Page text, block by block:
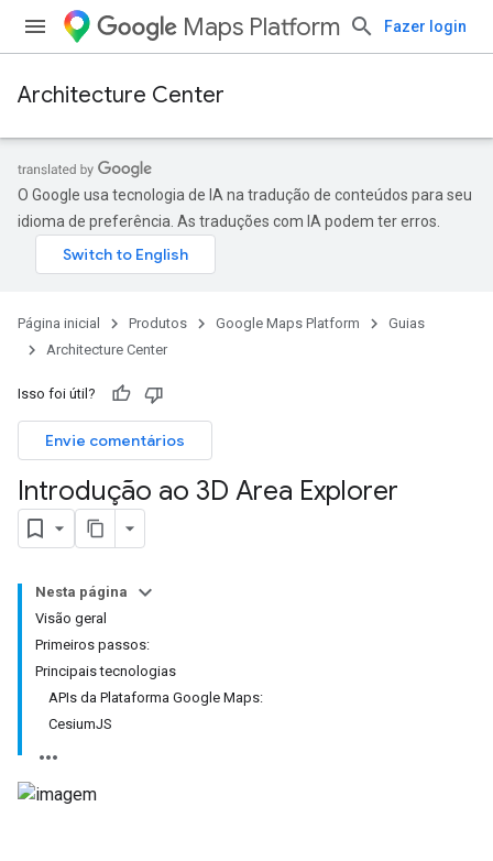
Maps Platform Fazer login
Architecture Center
O Google usa tecnologia de IA na tradução de conteúdos para seu
idioma de preferência. As traduções com IA podem ter erros.
Página inicial Produtos Google Maps Platform
Guias
Architecture Center
Isso foi útil?
Envie comentários
Introdução ao 3D Area Explorer
Nesta página
Visão geral
Primeiros passos:
Principais tecnologias
APIs da Plataforma Google Maps:
CesiumJS